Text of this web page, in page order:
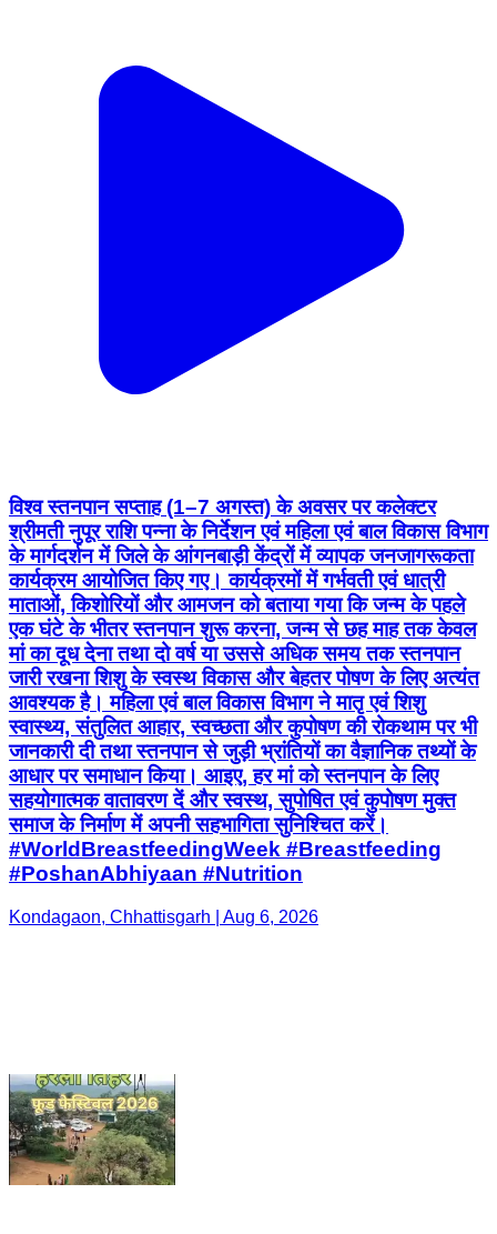
विश्व स्तनपान सप्ताह (1–7 अगस्त) के अवसर पर कलेक्टर
श्रीमती नुपूर राशि पन्ना के निर्देशन एवं महिला एवं बाल विकास विभाग
के मार्गदर्शन में जिले के आंगनबाड़ी केंद्रों में व्यापक जनजागरूकता
कार्यक्रम आयोजित किए गए। कार्यक्रमों में गर्भवती एवं धात्री
माताओं, किशोरियों और आमजन को बताया गया कि जन्म के पहले
एक घंटे के भीतर स्तनपान शुरू करना, जन्म से छह माह तक केवल
मां का दूध देना तथा दो वर्ष या उससे अधिक समय तक स्तनपान
जारी रखना शिशु के स्वस्थ विकास और बेहतर पोषण के लिए अत्यंत
आवश्यक है। महिला एवं बाल विकास विभाग ने मातृ एवं शिशु
स्वास्थ्य, संतुलित आहार, स्वच्छता और कुपोषण की रोकथाम पर भी
जानकारी दी तथा स्तनपान से जुड़ी भ्रांतियों का वैज्ञानिक तथ्यों के
आधार पर समाधान किया। आइए, हर मां को स्तनपान के लिए
सहयोगात्मक वातावरण दें और स्वस्थ, सुपोषित एवं कुपोषण मुक्त
समाज के निर्माण में अपनी सहभागिता सुनिश्चित करें।
#WorldBreastfeedingWeek #Breastfeeding
#PoshanAbhiyaan #Nutrition
Kondagaon, Chhattisgarh | Aug 6, 2026